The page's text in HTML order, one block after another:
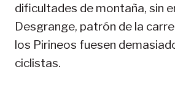
dificultades de montaña, sin
Desgrange, patrón de la
los Pirineos fuesen
ciclistas.